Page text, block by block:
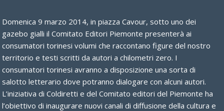
Domenica 9 marzo 2014, in piazza Cavour, sotto uno dei
gazebo gialli il Comitato Editori Piemonte presenterà ai
consumatori torinesi volumi che raccontano figure del nostro
territorio e testi scritti da autori a chilometri zero. I
consumatori torinesi avranno a disposizione una sorta di
salotto letterario dove potranno dialogare con alcuni autori.
L’iniziativa di Coldiretti e del Comitato editori del Piemonte ha
l’obiettivo di inaugurare nuovi canali di diffusione della cultura e